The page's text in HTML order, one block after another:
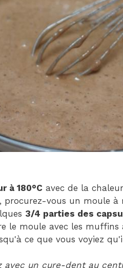
à 180°C avec de la
procurez-vous un moule
3/4 parties des
le moule avec les
ce que vous voyiez
avec un cure-dent au